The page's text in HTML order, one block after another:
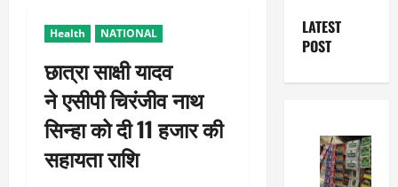
Health NATIONAL
छात्रा साक्षी यादव
ने एसीपी चिरंजीव नाथ
सिन्हा को दी 11 हजार की
सहायता राशि
LATEST
POST